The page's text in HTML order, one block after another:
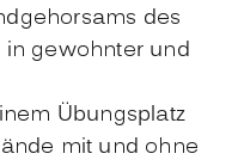
des
gewohnter und
Übungsplatz
mit und ohne